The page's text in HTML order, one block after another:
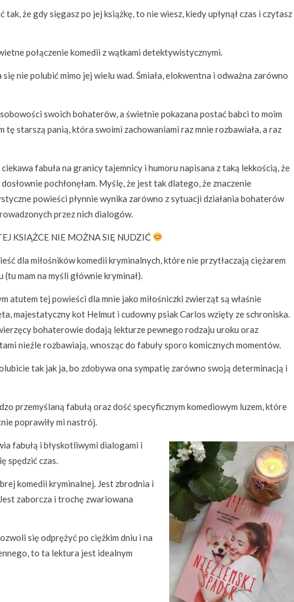
że gdy sięgasz po jej książkę, to nie wiesz, kiedy upłynął czas i czytasz
połączenie komedii z wątkami detektywistycznymi.
nie polubić mimo jej wielu wad. Śmiała, elokwentna i odważna zarówno
swoich bohaterów, a świetnie pokazana postać babci to moim
tę starszą panią, która swoimi zachowaniami raz mnie rozbawiała, a raz
fabuła na granicy tajemnicy i humoru napisana z taką lekkością, że
pochłonęłam. Myślę, że jest tak dlatego, że znaczenie
powieści płynnie wynika zarówno z sytuacji działania bohaterów
przez nich dialogów.
KSIĄŻCE NIE MOŻNA SIĘ NUDZIĆ
dla miłośników komedii kryminalnych, które nie przytłaczają ciężarem
(tu mam na myśli głównie kryminał).
atutem tej powieści dla mnie jako miłośniczki zwierząt są właśnie
majestatyczny kot Helmut i cudowny psiak Carlos wzięty ze schroniska.
bohaterowie dodają lekturze pewnego rodzaju uroku oraz
nieźle rozbawiają, wnosząc do fabuły sporo komicznych momentów.
tak jak ja, bo zdobywa ona sympatię zarówno swoją determinacją i
przemyślaną fabułą oraz dość specyficznym komediowym luzem, które
poprawiły mi nastrój.
fabułą i błyskotliwymi dialogami i
spędzić czas.
komedii kryminalnej. Jest zbrodnia i
zaborcza i trochę zwariowana
się odprężyć po ciężkim dniu i na
to ta lektura jest idealnym